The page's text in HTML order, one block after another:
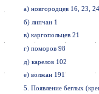
а) новгородцев 16, 23,
б) липчан 1
в) каргопольцев 21
г) поморов 98
д) карелов 102
е) волжан 191
5. Появление беглых